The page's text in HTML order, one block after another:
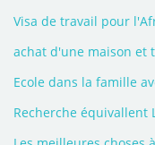
Visa de travail pour
achat d'une maison et
Ecole dans la famille
Recherche équivallent